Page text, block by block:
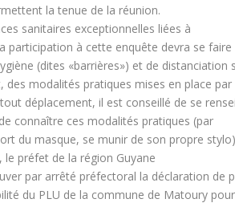
la tenue de la réunion.
sanitaires exceptionnelles liées à
participation à cette enquête devra se faire
(dites «barrières») et de distanciation
des modalités pratiques mises en place par
déplacement, il est conseillé de se
connaître ces modalités pratiques (par
du masque, se munir de son propre
le préfet de la région Guyane
par arrêté préfectoral la déclaration de
du PLU de la commune de Matoury